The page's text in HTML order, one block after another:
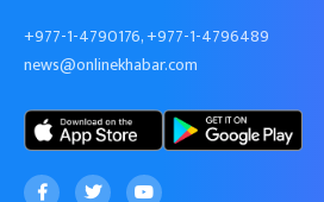
+977-1-4790176, +977-1-4796489
news@onlinekhabar.com